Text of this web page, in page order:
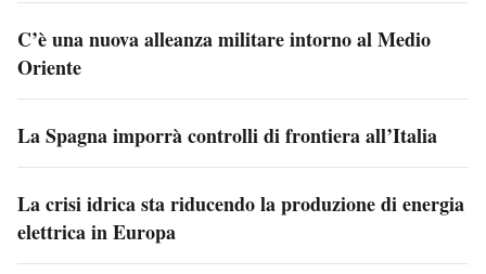
C’è una nuova alleanza militare intorno al Medio
Oriente
La Spagna imporrà controlli di frontiera all’Italia
La crisi idrica sta riducendo la produzione di energia
elettrica in Europa